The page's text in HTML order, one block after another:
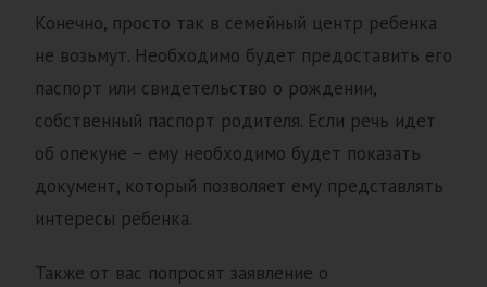
Конечно, просто так в семейный центр ребенка
не возьмут. Необходимо будет предоставить его
паспорт или свидетельство о рождении,
собственный паспорт родителя. Если речь идет
об опекуне – ему необходимо будет показать
документ, который позволяет ему представлять
интересы ребенка.
Также от вас попросят заявление о